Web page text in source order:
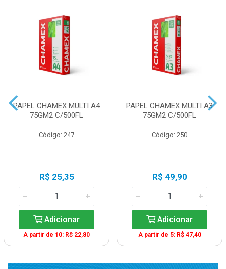
PAPEL CHAMEX MULTI A4
75GM2 C/500FL
Código: 247
R$ 25,35
Adicionar
A partir de 10: R$ 22,80
PAPEL CHAMEX MULTI A3
75GM2 C/500FL
Código: 250
R$ 49,90
Adicionar
A partir de 5: R$ 47,40